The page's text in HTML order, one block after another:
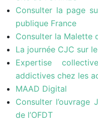
Consulter la page
publique France
Consulter la Malette
La journée CJC sur
Expertise
addictives chez les
MAAD Digital
Consulter
de l’OFDT